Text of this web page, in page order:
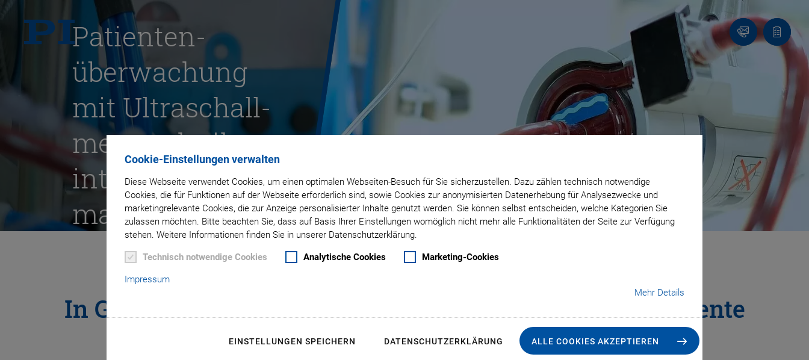
Cookie-Einstellungen verwalten
Diese Webseite verwendet Cookies, um einen optimalen Webseiten-Besuch für Sie sicherzustellen. Dazu zählen technisch notwendige
Cookies, die für Funktionen auf der Webseite erforderlich sind, sowie Cookies zur anonymisierten Datenerhebung für Analysezwecke und
marketingrelevante Cookies, die zur Anzeige personalisierter Inhalte genutzt werden. Sie können selbst entscheiden, welche Kategorien Sie
zulassen möchten. Bitte beachten Sie, dass auf Basis Ihrer Einstellungen womöglich nicht mehr alle Funktionalitäten der Seite zur Verfügung
stehen. Weitere Informationen finden Sie in unserer Datenschutzerklärung.
Technisch notwendige Cookies Analytische Cookies Marketing-Cookies
Impressum
Mehr Details
EINSTELLUNGEN SPEICHERN DATENSCHUTZERKLÄRUNG ALLE COOKIES AKZEPTIEREN
Kontakt
Patienten­­
überwachung
mit Ultraschall­
messtechnik
intelligenter
machen
In Geräten der Intensivmedizin ermöglichen Piezoelemente
die Detektion von lebensgefährlichen Luftblasen